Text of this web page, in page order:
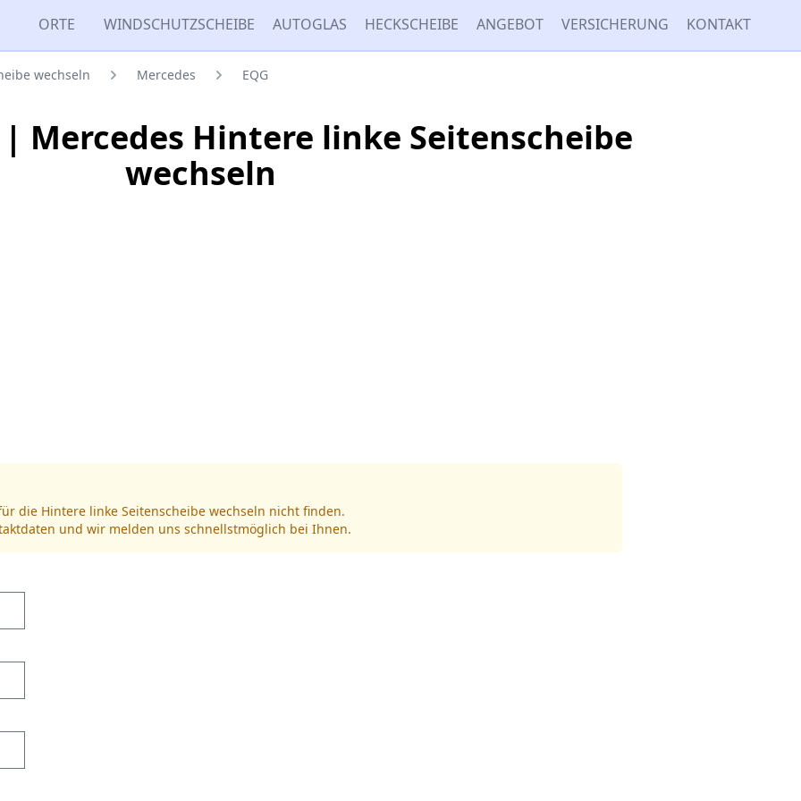
ORTE WINDSCHUTZSCHEIBE AUTOGLAS HECKSCHEIBE ANGEBOT VERSICHERUNG KONTAKT
wechseln Mercedes EQG
| Mercedes Hintere linke Seitenscheibe
wechseln
die Hintere linke Seitenscheibe wechseln nicht finden.
und wir melden uns schnellstmöglich bei Ihnen.